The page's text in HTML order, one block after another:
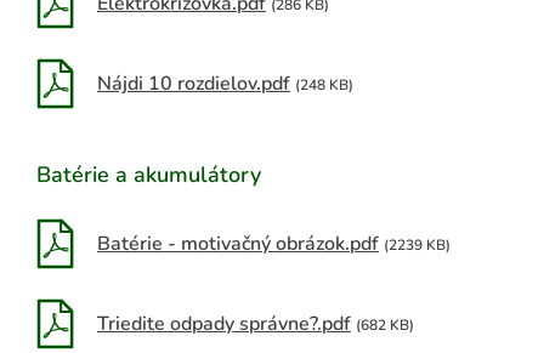
(286 KB)
Nájdi 10 rozdielov.pdf (248 KB)
Batérie a akumulátory
Batérie - motivačný obrázok.pdf (2239 KB)
Triedite odpady správne?.pdf (682 KB)